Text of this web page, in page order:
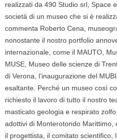
realizzati da 490 Studio srl, Space
società di un museo che si è
commenta Roberto Cena,
nonostante il nostro portfolio
internazionale, come il MAUTO ,
MUSE , Museo delle scienze di
di Verona, l’inaugurazione del
esaltante. Perché un museo così
richiesto il lavoro di tutto il nostro
masticato geologia e respirato
adottivi di Monterotondo Marittimo,
il progettista, il comitato scientifico,